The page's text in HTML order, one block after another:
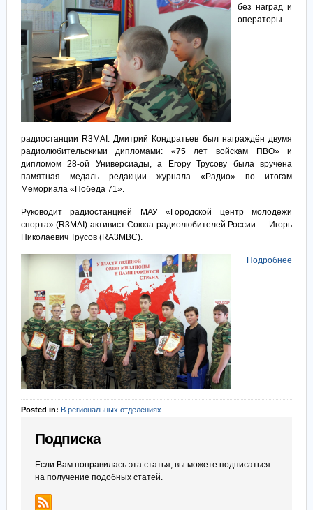
без наград и
операторы
радиостанции R3MAI. Дмитрий Кондратьев был награждён двумя
радиолюбительскими дипломами: «75 лет войскам ПВО» и
дипломом 28-ой Универсиады, а Егору Трусову была вручена
памятная медаль редакции журнала «Радио» по итогам
Мемориала «Победа 71».
Руководит радиостанцией МАУ «Городской центр молодежи
спорта» (R3MAI) активист Союза радиолюбителей России — Игорь
Николаевич Трусов (RA3MBC).
Подробнее
Posted in: В региональных отделениях
Подписка
Если Вам понравилась эта статья, вы можете подписаться
на получение подобных статей.